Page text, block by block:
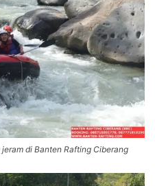
di Banten Rafting Ciberang